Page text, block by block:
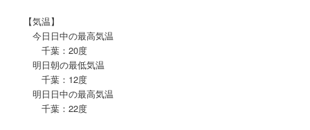
【気温】
今日日中の最高気温
千葉：20度
明日朝の最低気温
千葉：12度
明日日中の最高気温
千葉：22度